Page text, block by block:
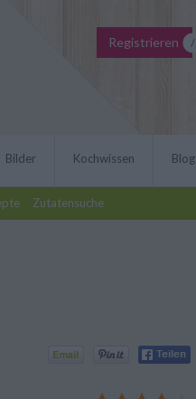
Registrieren
Zutatensuche
Bilder Kochwissen Blog
Süßspeisenklassiker und lässt